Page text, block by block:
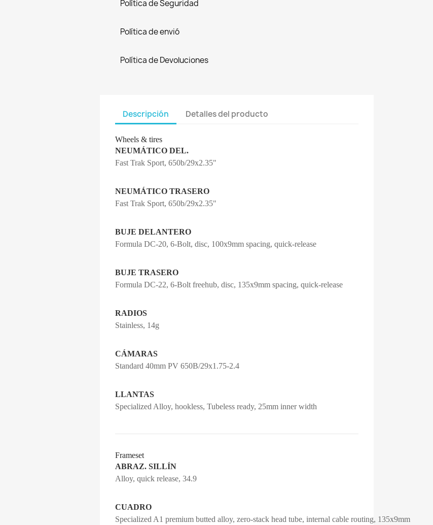
Política de Seguridad
Política de envió
Política de Devoluciones
Descripción Detalles del producto
Wheels & tires
NEUMÁTICO DEL.
Fast Trak Sport, 650b/29x2.35"
NEUMÁTICO TRASERO
Fast Trak Sport, 650b/29x2.35"
BUJE DELANTERO
Formula DC-20, 6-Bolt, disc, 100x9mm spacing, quick-release
BUJE TRASERO
Formula DC-22, 6-Bolt freehub, disc, 135x9mm spacing, quick-release
RADIOS
Stainless, 14g
CÁMARAS
Standard 40mm PV 650B/29x1.75-2.4
LLANTAS
Specialized Alloy, hookless, Tubeless ready, 25mm inner width
Frameset
ABRAZ. SILLÍN
Alloy, quick release, 34.9
CUADRO
Specialized A1 premium butted alloy, zero-stack head tube, internal cable routing, 135x9mm